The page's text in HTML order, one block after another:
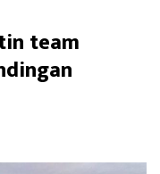
team